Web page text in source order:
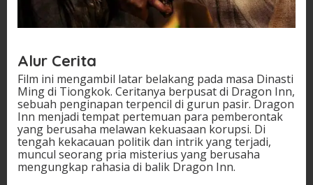
Alur Cerita
Film ini mengambil latar belakang pada masa Dinasti
Ming di Tiongkok. Ceritanya berpusat di Dragon Inn,
sebuah penginapan terpencil di gurun pasir. Dragon
Inn menjadi tempat pertemuan para pemberontak
yang berusaha melawan kekuasaan korupsi. Di
tengah kekacauan politik dan intrik yang terjadi,
muncul seorang pria misterius yang berusaha
mengungkap rahasia di balik Dragon Inn.